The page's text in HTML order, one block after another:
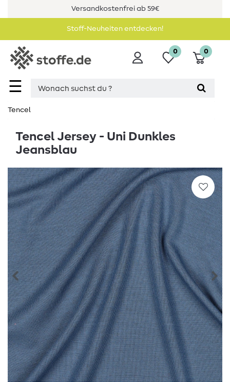
Versandkostenfrei ab 59€
Stoff-Neuheiten entdecken!
☰
0 0
Tencel
Tencel Jersey - Uni Dunkles
Jeansblau